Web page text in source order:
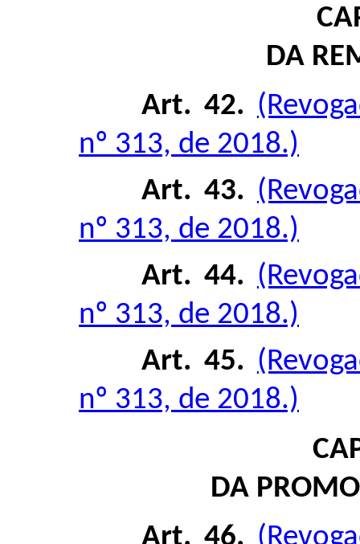
DA
Art. 42.
nº 313, de 2018.)
Art. 43.
nº 313, de 2018.)
Art. 44.
nº 313, de 2018.)
Art. 45.
nº 313, de 2018.)
DA